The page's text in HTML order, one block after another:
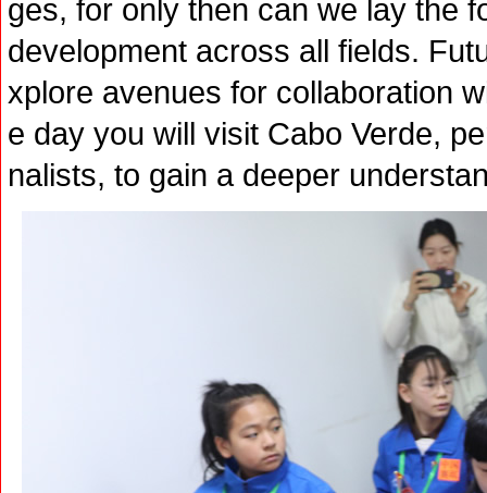
ges, for only then can we lay the
development across all fields.
xplore avenues for collaboration
e day you will visit Cabo Verde,
nalists, to gain a deeper